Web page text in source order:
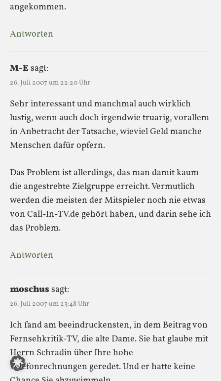
angekommen.
Antworten
M-Esagt:
26. Juli 2007 um 22:20 Uhr
Sehr interessant und manchmal auch wirklich
lustig, wenn auch doch irgendwie truarig, vorallem
in Anbetracht der Tatsache, wieviel Geld manche
Menschen dafür opfern.
Das Problem ist allerdings, das man damit kaum
die angestrebte Zielgruppe erreicht. Vermutlich
werden die meisten der Mitspieler noch nie etwas
von Call-In-TV.de gehört haben, und darin sehe ich
das Problem.
Antworten
moschussagt:
26. Juli 2007 um 23:48 Uhr
Ich fand am beeindruckensten, in dem Beitrag von
Fernsehkritik-TV, die alte Dame. Sie hat glaube mit
Herrn Schradin über Ihre hohe
Telefonrechnungen geredet. Und er hatte keine